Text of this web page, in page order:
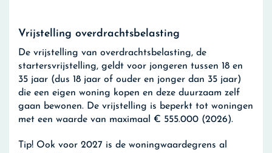
Vrijstelling overdrachtsbelasting
De vrijstelling van overdrachtsbelasting, de
startersvrijstelling, geldt voor jongeren tussen 18 en
35 jaar (dus 18 jaar of ouder en jonger dan 35 jaar)
die een eigen woning kopen en deze duurzaam zelf
gaan bewonen. De vrijstelling is beperkt tot woningen
met een waarde van maximaal € 555.000 (2026).
Tip! Ook voor 2027 is de woningwaardegrens al